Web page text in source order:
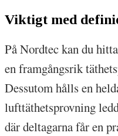
Viktigt med
På Nordtec kan du
en framgångsrik
Dessutom hålls en
lufttäthetsprovning
där deltagarna får en